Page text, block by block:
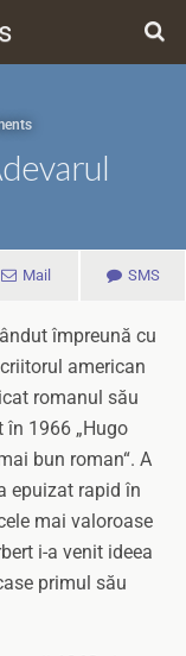
Mail SMS
împreună cu
american
romanul său
în 1966 „Hugo
bun roman“. A
epuizat rapid în
mai valoroase
i-a venit ideea
primul său